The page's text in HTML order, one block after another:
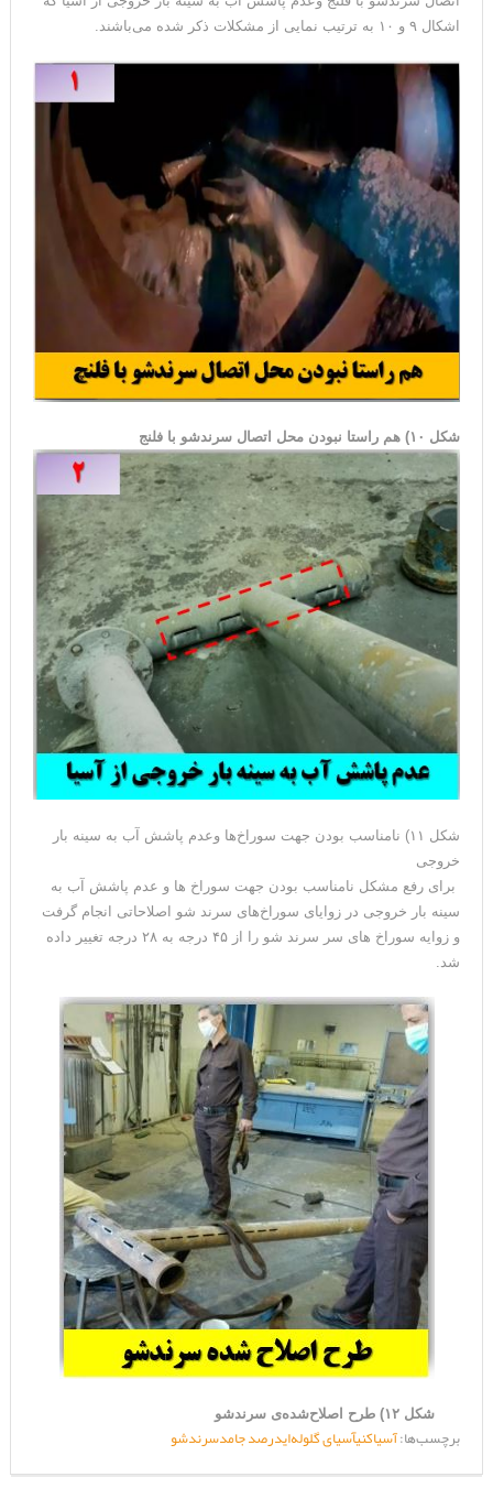
اشکال ۹ و ۱۰ به ترتیب نمایی از مشکلات ذکر شده می‌باشند.
شکل ۱۰) هم راستا نبودن محل اتصال سرندشو با فلنج
شکل ۱۱) نامناسب بودن جهت سوراخ‌ها وعدم پاشش آب به سینه بار
خروجی
برای رفع مشکل نامناسب بودن جهت سوراخ ها و عدم پاشش آب به
سینه بار خروجی در زوایای سوراخ‌های سرند شو اصلاحاتی انجام گرفت
و زوایه سوراخ های سر سرند شو را از ۴۵ درجه به ۲۸ درجه تغییر داده
شد.
شکل ۱۲) طرح اصلاح‌شده‌ی سرندشو
برچسب‌ها:آسیاکنیآسیای گلوله‌ایدرصد جامدسرندشو